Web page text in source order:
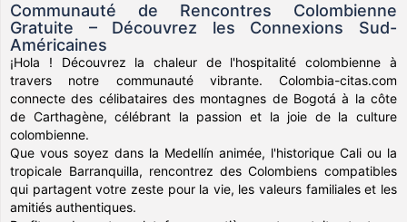
Communauté de Rencontres Colombienne
Gratuite – Découvrez les Connexions Sud-
Américaines
¡Hola ! Découvrez la chaleur de l'hospitalité colombienne à
travers notre communauté vibrante. Colombia-citas.com
connecte des célibataires des montagnes de Bogotá à la côte
de Carthagène, célébrant la passion et la joie de la culture
colombienne.
Que vous soyez dans la Medellín animée, l'historique Cali ou la
tropicale Barranquilla, rencontrez des Colombiens compatibles
qui partagent votre zeste pour la vie, les valeurs familiales et les
amitiés authentiques.